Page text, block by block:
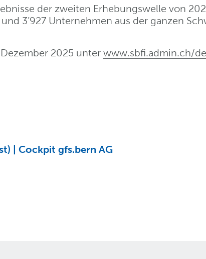
der zweiten Erhebungswelle von
3’927 Unternehmen aus der ganzen
2025 unter www.sbfi.admin.ch/
| Cockpit gfs.bern AG